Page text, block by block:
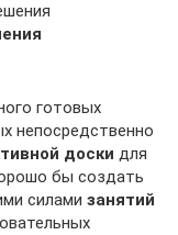
готовых
непосредственно
доски для
бы создать
силами занятий